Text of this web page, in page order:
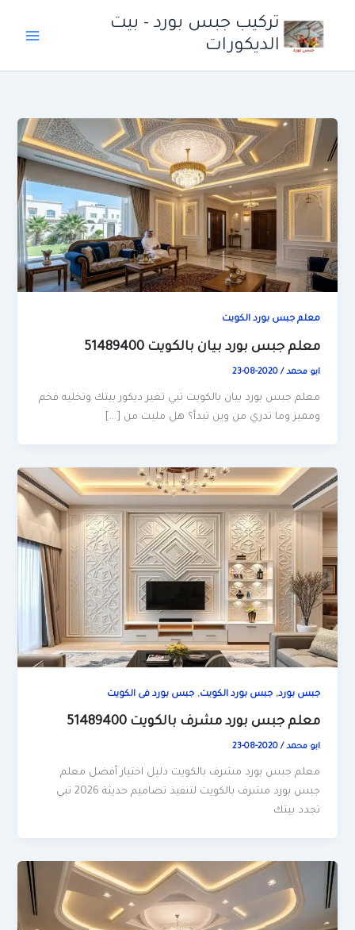
المحتوى
تركيب جبس بورد - بيت
الديكورات
معلم جبس بورد الكويت
معلم جبس بورد بيان بالكويت 51489400
ابو محمد/
2020-08-23
معلم جبس بورد بيان بالكويت تبي تغير ديكور بيتك وتخليه فخم
ومميز وما تدري من وين تبدأ؟ هل مليت من […]
جبس بورد,جبس بورد الكويت,جبس بورد فى الكويت
معلم جبس بورد مشرف بالكويت 51489400
ابو محمد/
2020-08-23
معلم جبس بورد مشرف بالكويت دليل اختيار أفضل معلم
جبس بورد مشرف بالكويت لتنفيذ تصاميم حديثة 2026 تبي
تجدد بيتك